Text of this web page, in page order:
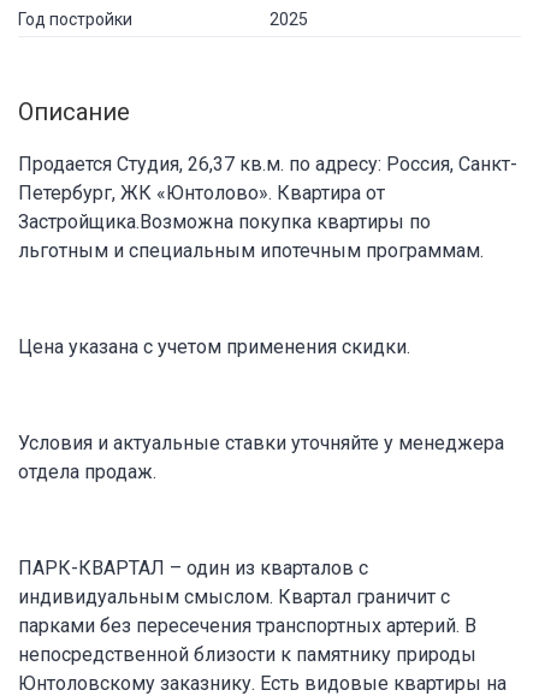
Год постройки 2025
Описание
Продается Студия, 26,37 кв.м. по адресу: Россия, Санкт-
Петербург, ЖК «Юнтолово». Квартира от
Застройщика.Возможна покупка квартиры по
льготным и специальным ипотечным программам.
Цена указана с учетом применения скидки.
Условия и актуальные ставки уточняйте у менеджера
отдела продаж.
ПАРК-КВАРТАЛ – один из кварталов с
индивидуальным смыслом. Квартал граничит с
парками без пересечения транспортных артерий. В
непосредственной близости к памятнику природы
Юнтоловскому заказнику. Есть видовые квартиры на